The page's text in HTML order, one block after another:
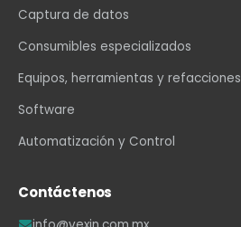
Captura de datos
Consumibles especializados
Equipos, herramientas y refacciones
Software
Automatización y Control
Contáctenos